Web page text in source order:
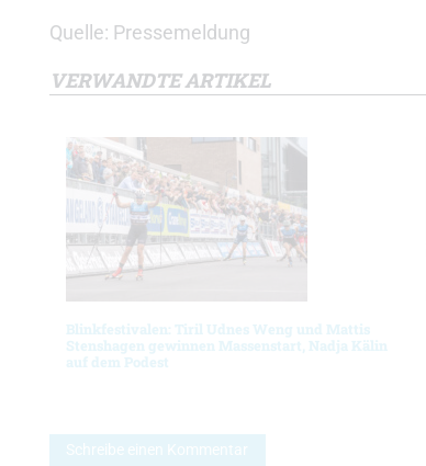
Quelle: Pressemeldung
VERWANDTE ARTIKEL
Blinkfestivalen: Tiril Udnes Weng und Mattis
Stenshagen gewinnen Massenstart, Nadja Kälin
auf dem Podest
Schreibe einen Kommentar